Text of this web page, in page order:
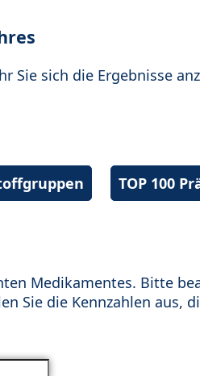
Sie sich die Ergebnisse
TOP 100
Medikamentes. Bitte
Sie die Kennzahlen aus,